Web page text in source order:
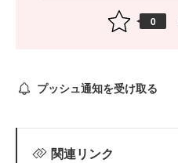
0
プッシュ通知を受け取る
関連リンク